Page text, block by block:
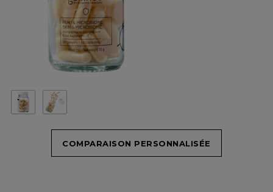
COMPARAISON PERSONNALISÉE